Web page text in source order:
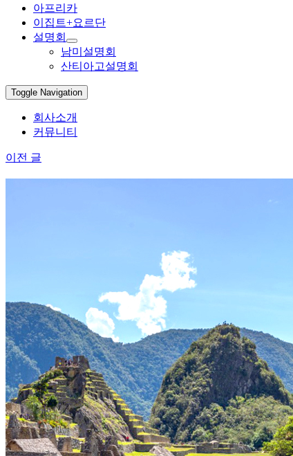
아프리카
이집트+요르단
설명회
남미설명회
산티아고설명회
Toggle Navigation
회사소개
커뮤니티
이전 글